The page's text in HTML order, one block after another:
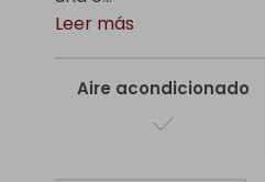
Leer más
Aire acondicionado